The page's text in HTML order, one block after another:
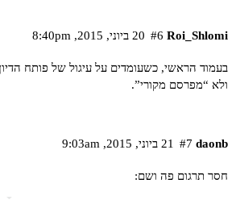
Roi_Shlomi 20 ביוני,‏ 2015,‏ 8:40pm #6
בעמוד הראשי, כשעומדים על עיגול של פותח
ולא “מפרסם מקורי”.
daonb 21 ביוני,‏ 2015,‏ 9:03am #7
חסר תרגום פה ושם: